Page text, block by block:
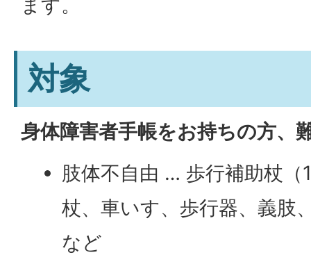
ます。
対象
身体障害者手帳をお持ちの方、
肢体不自由 … 歩行補助杖（
杖、車いす、歩行器、義肢
など